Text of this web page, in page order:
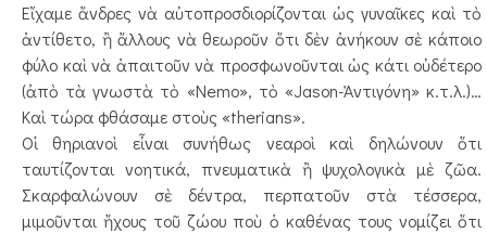
Εἴχαμε ἄνδρες νὰ αὐτοπροσδιορίζονται ὡς γυναῖκες καὶ τὸ
ἀντίθετο, ἢ ἄλλους νὰ θεωροῦν ὅτι δὲν ἀνήκουν σὲ κάποιο
φύλο καὶ νὰ ἀπαιτοῦν νὰ προσφωνοῦνται ὡς κάτι οὐδέτερο
(ἀπὸ τὰ γνωστὰ τὸ «Νemo», τὸ «Jason-Ἀντιγόνη» κ.τ.λ.)…
Καὶ τώρα φθάσαμε στοὺς «therians».
Οἱ θηριανοὶ εἶναι συνήθως νεαροὶ καὶ δηλώνουν ὅτι
ταυτίζονται νοητικά, πνευματικὰ ἢ ψυχολογικὰ μὲ ζῶα.
Σκαρφαλώνουν σὲ δέντρα, περπατοῦν στὰ τέσσερα,
μιμοῦνται ἤχους τοῦ ζώου ποὺ ὁ καθένας τους νομίζει ὅτι